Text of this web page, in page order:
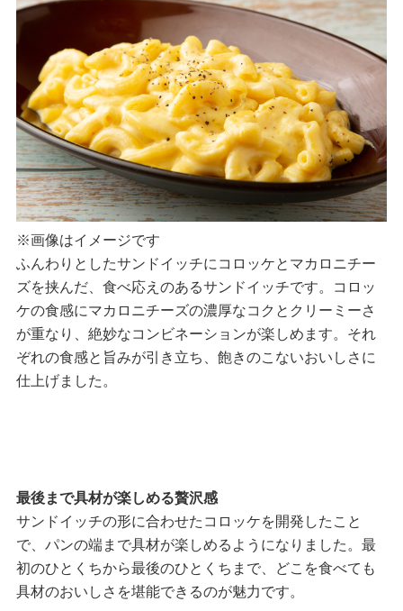
※画像はイメージです
ふんわりとしたサンドイッチにコロッケとマカロニチー
ズを挟んだ、食べ応えのあるサンドイッチです。コロッ
ケの食感にマカロニチーズの濃厚なコクとクリーミーさ
が重なり、絶妙なコンビネーションが楽しめます。それ
ぞれの食感と旨みが引き立ち、飽きのこないおいしさに
仕上げました。
最後まで具材が楽しめる贅沢感
サンドイッチの形に合わせたコロッケを開発したこと
で、パンの端まで具材が楽しめるようになりました。最
初のひとくちから最後のひとくちまで、どこを食べても
具材のおいしさを堪能できるのが魅力です。